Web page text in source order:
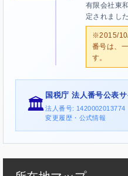
有限会社東
定されました
※2015/10/
番号は、
す。
🏛️
国税庁 法人番号公表
法人番号:
変更履歴・公式情報